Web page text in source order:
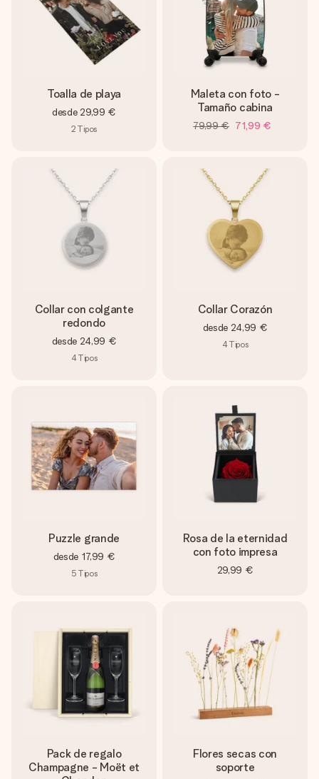
Toalla de playa
desde 29,99 €
2 Tipos
Maleta con foto -
Tamaño cabina
79,99 € 71,99 €
Collar con colgante
redondo
desde 24,99 €
4Tipos
Collar Corazón
desde 24,99 €
4Tipos
Puzzle grande
desde 17,99 €
5 Tipos
Rosa de la eternidad
con foto impresa
29,99 €
Pack de regalo
Champagne - Moët et
Flores secas con
soporte